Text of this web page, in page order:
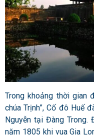
Trong khoảng thời gian
chúa Trịnh”, Cố đô Huế
Nguyễn tại Đàng
năm 1805 khi vua Gia